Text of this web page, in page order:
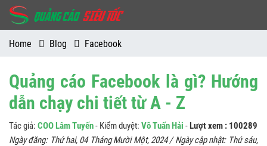
Home Blog Facebook
Quảng cáo Facebook là gì? Hướng
dẫn chạy chi tiết từ A - Z
Tác giả: COO Lâm Tuyến- Kiểm duyệt: Võ Tuấn Hải -Lượt xem : 100289
Ngày đăng: Thứ hai, 04 Tháng Mười Một, 2024/ Ngày cập nhật: Thứ sáu,